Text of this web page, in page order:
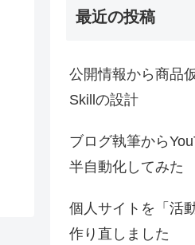
最近の投稿
公開情報から商品
Skillの設計
ブログ執筆から
半自動化してみた
個人サイトを「活
作り直しました